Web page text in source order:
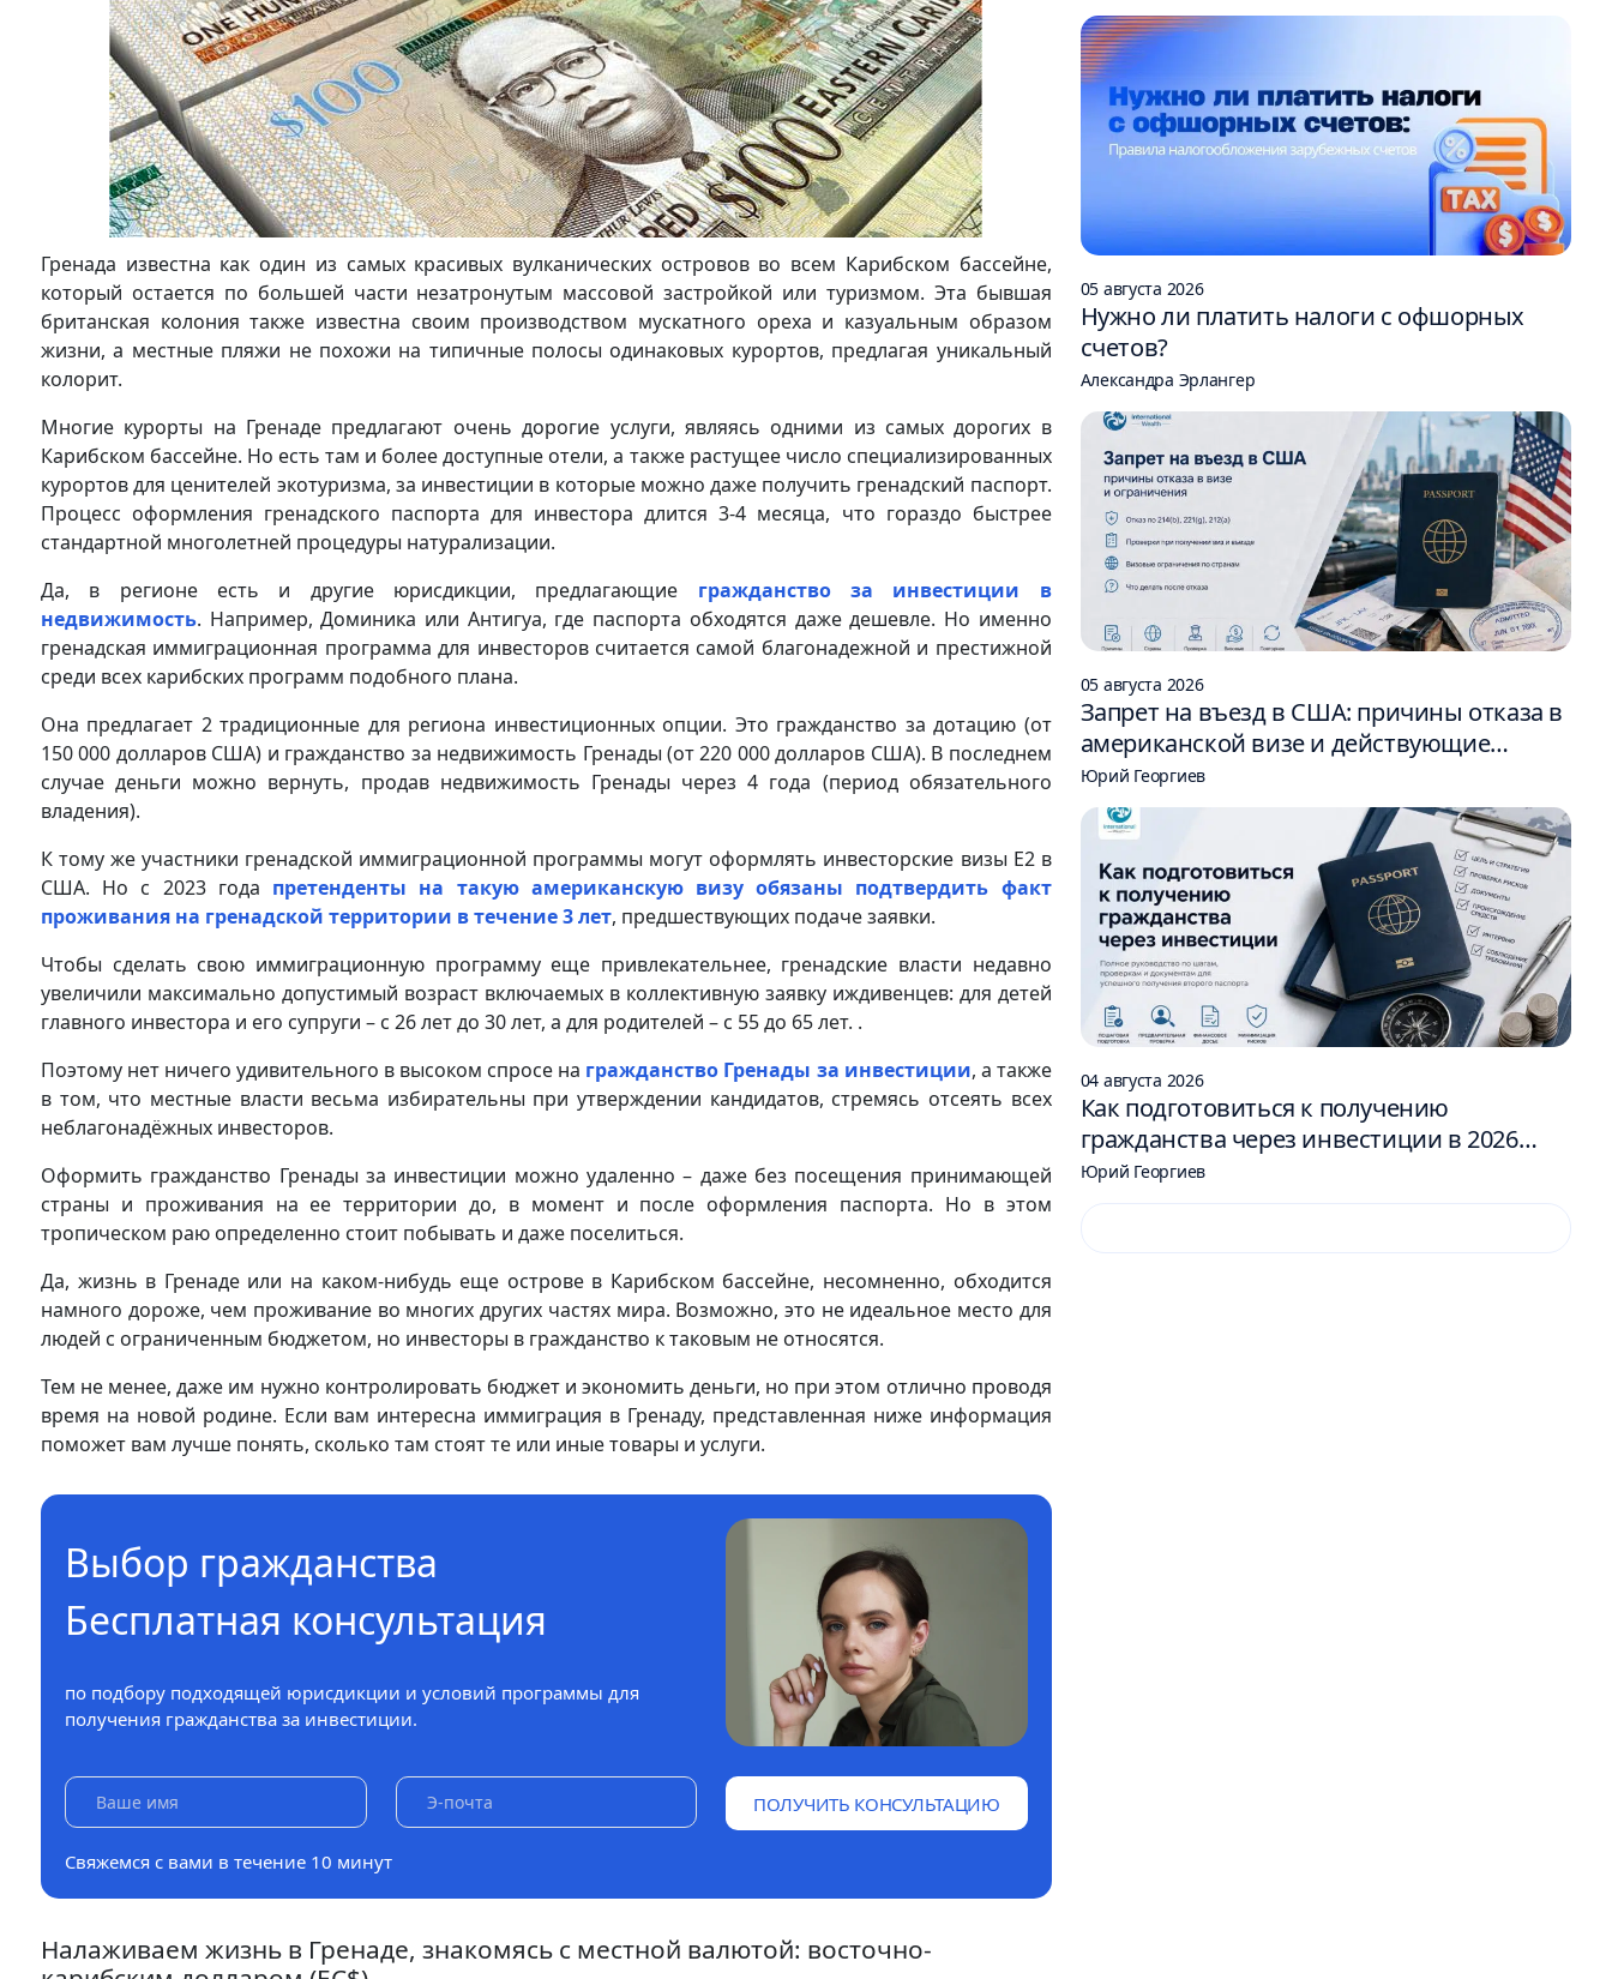
Гренада известна как один из самых красивых вулканических островов во всем Карибском бассейне,
который остается по большей части незатронутым массовой застройкой или туризмом. Эта бывшая
британская колония также известна своим производством мускатного ореха и казуальным образом
жизни, а местные пляжи не похожи на типичные полосы одинаковых курортов, предлагая уникальный
колорит.
Многие курорты на Гренаде предлагают очень дорогие услуги, являясь одними из самых дорогих в
Карибском бассейне. Но есть там и более доступные отели, а также растущее число специализированных
курортов для ценителей экотуризма, за инвестиции в которые можно даже получить гренадский паспорт.
Процесс оформления гренадского паспорта для инвестора длится 3-4 месяца, что гораздо быстрее
стандартной многолетней процедуры натурализации.
Да, в регионе есть и другие юрисдикции, предлагающие гражданство за инвестиции в
недвижимость. Например, Доминика или Антигуа, где паспорта обходятся даже дешевле. Но именно
гренадская иммиграционная программа для инвесторов считается самой благонадежной и престижной
среди всех карибских программ подобного плана.
Она предлагает 2 традиционные для региона инвестиционных опции. Это гражданство за дотацию (от
150 000 долларов США) и гражданство за недвижимость Гренады (от 220 000 долларов США). В последнем
случае деньги можно вернуть, продав недвижимость Гренады через 4 года (период обязательного
владения).
К тому же участники гренадской иммиграционной программы могут оформлять инвесторские визы E2 в
США. Но с 2023 года претенденты на такую американскую визу обязаны подтвердить факт
проживания на гренадской территории в течение 3 лет, предшествующих подаче заявки.
Чтобы сделать свою иммиграционную программу еще привлекательнее, гренадские власти недавно
увеличили максимально допустимый возраст включаемых в коллективную заявку иждивенцев: для детей
главного инвестора и его супруги – с 26 лет до 30 лет, а для родителей – с 55 до 65 лет. .
Поэтому нет ничего удивительного в высоком спросе на гражданство Гренады за инвестиции, а также
в том, что местные власти весьма избирательны при утверждении кандидатов, стремясь отсеять всех
неблагонадёжных инвесторов.
Оформить гражданство Гренады за инвестиции можно удаленно – даже без посещения принимающей
страны и проживания на ее территории до, в момент и после оформления паспорта. Но в этом
тропическом раю определенно стоит побывать и даже поселиться.
Да, жизнь в Гренаде или на каком-нибудь еще острове в Карибском бассейне, несомненно, обходится
намного дороже, чем проживание во многих других частях мира. Возможно, это не идеальное место для
людей с ограниченным бюджетом, но инвесторы в гражданство к таковым не относятся.
Тем не менее, даже им нужно контролировать бюджет и экономить деньги, но при этом отлично проводя
время на новой родине. Если вам интересна иммиграция в Гренаду, представленная ниже информация
поможет вам лучше понять, сколько там стоят те или иные товары и услуги.
Выбор гражданства
Бесплатная консультация
по подбору подходящей юрисдикции и условий программы для
получения гражданства за инвестиции.
ПОЛУЧИТЬ КОНСУЛЬТАЦИЮ
Свяжемся с вами в течение 10 минут
Налаживаем жизнь в Гренаде, знакомясь с местной валютой: восточно-
05 августа 2026
Нужно ли платить налоги с офшорных
счетов?
Александра Эрлангер
05 августа 2026
Запрет на въезд в США: причины отказа в
американской визе и действующие
ограничения
Юрий Георгиев
04 августа 2026
Как подготовиться к получению
гражданства через инвестиции в 2026
году: 6 шагов
Юрий Георгиев